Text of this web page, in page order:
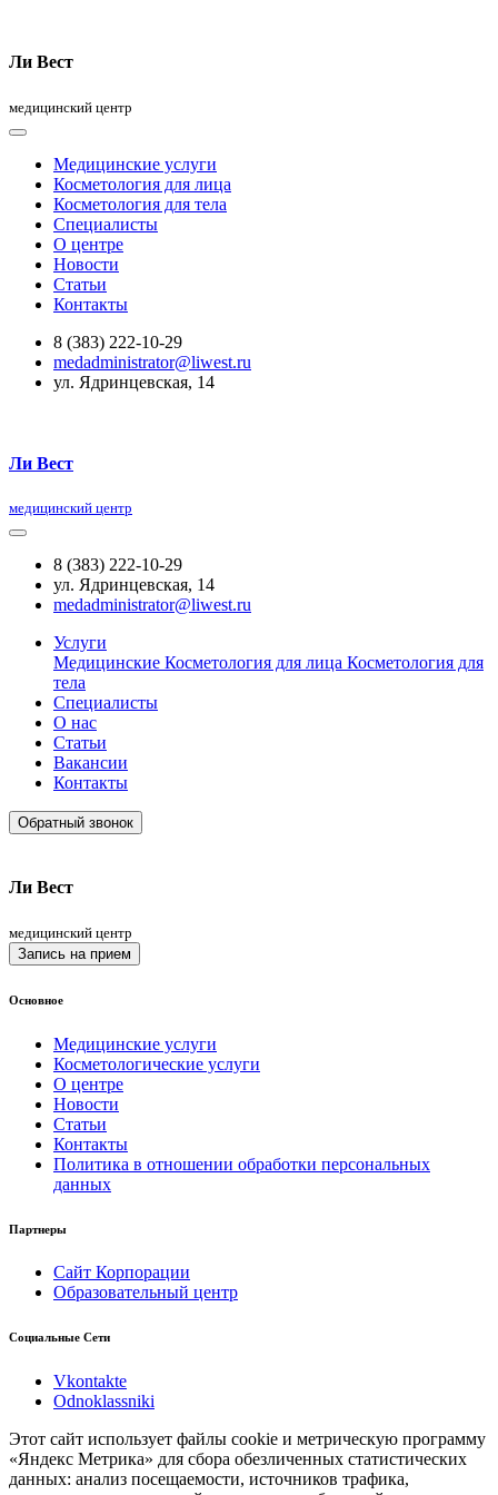
Ли Вест
медицинский центр
Медицинские услуги
Косметология для лица
Косметология для тела
Специалисты
О центре
Новости
Статьи
Контакты
8 (383) 222-10-29
medadministrator@liwest.ru
ул. Ядринцевская, 14
Ли Вест
медицинский центр
8 (383) 222-10-29
ул. Ядринцевская, 14
medadministrator@liwest.ru
Услуги
Медицинские Косметология для лица Косметология для
тела
Специалисты
О нас
Статьи
Вакансии
Контакты
Обратный звонок
Ли Вест
медицинский центр
Запись на прием
Основное
Медицинские услуги
Косметологические услуги
О центре
Новости
Статьи
Контакты
Политика в отношении обработки персональных
данных
Партнеры
Сайт Корпорации
Образовательный центр
Социальные Сети
Vkontakte
Odnoklassniki
Этот сайт использует файлы cookie и метрическую программу
«Яндекс Метрика» для сбора обезличенных статистических
данных: анализ посещаемости, источников трафика,